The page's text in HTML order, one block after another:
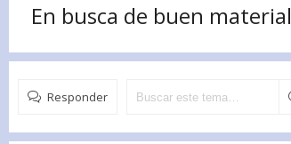
En busca de buen
Responder